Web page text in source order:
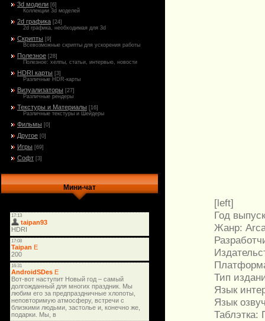
3d модели [6]
Коллекции 3d моделей
2d графика [24]
2d графика, необходимая для 3d
Скрипты [9]
Всевозможные скрипты для ускорения работы
Полезное [28]
Полезное: хелпы, статьи, интервью, новости
HDRI карты [3]
Различные HDR-карты
Визуализаторы [27]
Различные рендеры
Текстуры и Материалы [16]
Различные текстуры и Шейдеры
Фильмы [0]
Другое [0]
Игры [69]
Софт [3]
Мини-чат
[left]
Год
Жанр:
Тип
Язык
Язык
Таблэтка: